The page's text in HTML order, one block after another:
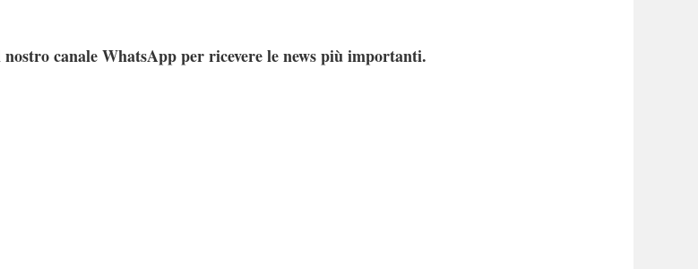
canale WhatsApp per ricevere le news più importanti.